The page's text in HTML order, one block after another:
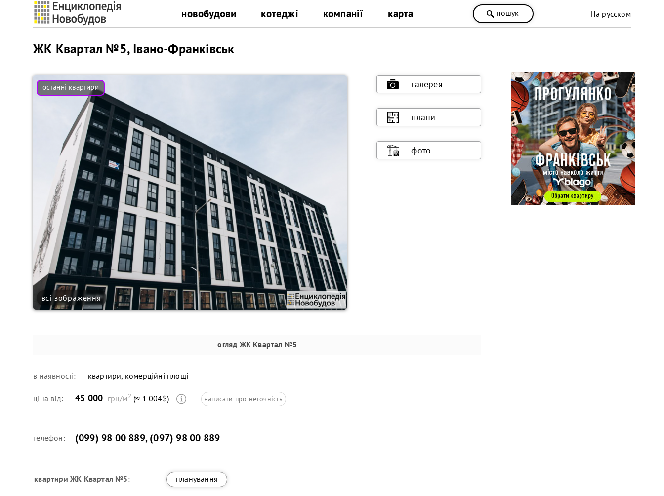
новобудови котеджі компанії карта пошук На русском
ЖК Квартал №5, Івано-Франківськ
всі зображення
галерея
плани
фото
огляд ЖК Квартал №5
в наявності: квартири, комерційні площі
ціна від: 45 000 грн/м2 (≈ 1 004$) написати про неточність
телефон: (099) 98 00 889,(097) 98 00 889
квартири ЖК Квартал №5: планування